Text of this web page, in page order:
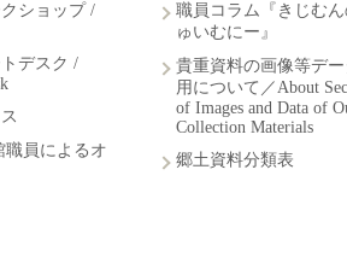
ショップ /
デスク /
職員によるオ
職員コラム『きじむ
ゅいむにー』
貴重資料の画像等デー
用について／About
of Images and Data of
Collection Materials
郷土資料分類表